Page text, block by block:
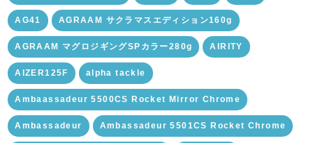
AG41 AGRAAM サクラマスエディション160g
AGRAAM マグロジギングSPカラー280g AIRITY
AIZER125F alpha tackle
Ambaassadeur 5500CS Rocket Mirror Chrome
Ambassadeur Ambassadeur 5501CS Rocket Chrome